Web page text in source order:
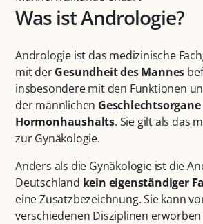
Was ist Andrologie?
Andrologie ist das medizinische
mit derGesundheit des Mannes
insbesondere mit den Funktionen
der männlichen
Hormonhaushalts. Sie gilt als das
zur Gynäkologie.
Anders als die Gynäkologie ist die
Deutschland kein eigenständiger
eine Zusatzbezeichnung. Sie kann
verschiedenen Disziplinen